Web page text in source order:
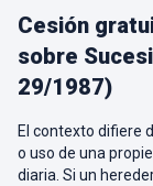
Cesión
sobre
29/1987)
El contexto difiere
o uso de una
diaria. Si un